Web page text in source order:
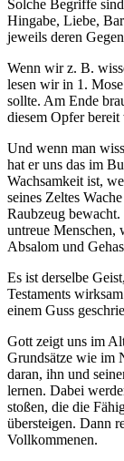
Solche Begriffe
Hingabe, Liebe,
jeweils deren
Wenn wir z. B.
lesen wir in 1.
sollte. Am Ende
diesem Opfer bereit
Und wenn man
hat er uns das im
Wachsamkeit ist,
seines Zeltes
Raubzeug
untreue Menschen,
Absalom und
Es ist derselbe
Testaments
einem Guss
Gott zeigt uns im
Grundsätze wie im
daran, ihn und
lernen. Dabei
stoßen, die die
übersteigen. Dann
Vollkommenen.